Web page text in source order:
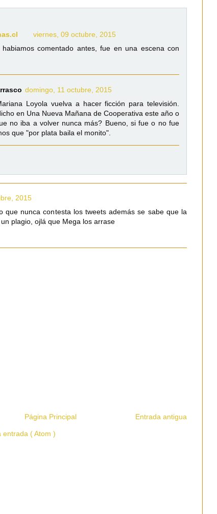
viernes, 09 octubre, 2015
habiamos comentado antes, fue en una escena con
domingo, 11 octubre, 2015
Loyola vuelva a hacer ficción para televisión.
en Una Nueva Mañana de Cooperativa este año o
no iba a volver nunca más? Bueno, si fue o no fue
que "por plata baila el monito".
2015
que nunca contesta los tweets además se sabe que la
plagio, ojlá que Mega los arrase
Entrada antigua
Página Principal
entrada ( Atom )